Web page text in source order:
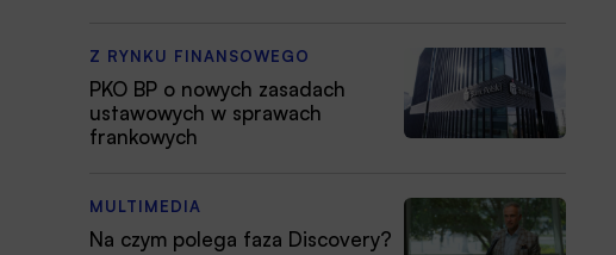
Z RYNKU FINANSOWEGO
PKO BP o nowych zasadach
ustawowych w sprawach
frankowych
MULTIMEDIA
Na czym polega faza Discovery?